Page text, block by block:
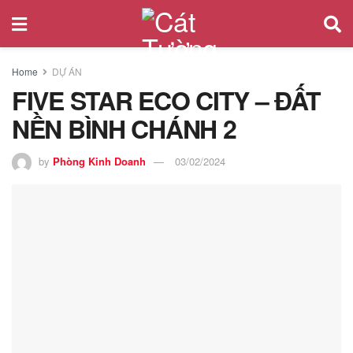
Home DỰ ÁN
FIVE STAR ECO CITY – ĐẤT
NỀN BÌNH CHÁNH 2
by Phòng Kinh Doanh 03/02/2024